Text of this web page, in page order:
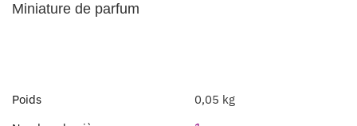
Miniature de parfum
Poids
0,05 kg